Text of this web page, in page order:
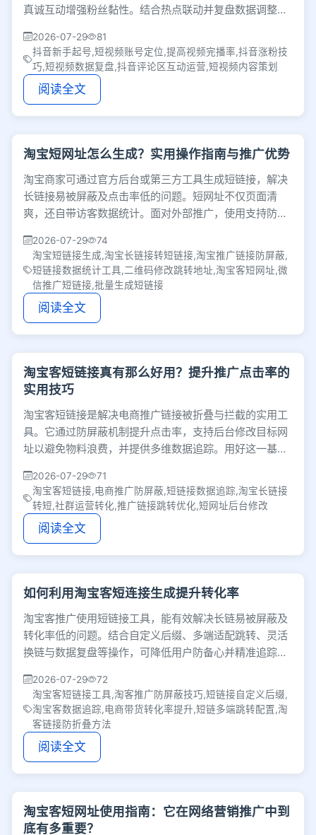
真诚互动增强粉丝黏性。结合热点联动并复盘数据调整脚
2026-07-29
81
抖音新手起号,短视频账号定位,提高视频完播率,抖音涨粉技
巧,短视频数据复盘,抖音评论区互动运营,短视频内容策划
阅读全文
淘宝短网址怎么生成？实用操作指南与推广优势
淘宝商家可通过官方后台或第三方工具生成短链接，解决
长链接易被屏蔽及点击率低的问题。短网址不仅页面清
爽，还自带访客数据统计。面对外部推广，使用支持防屏
2026-07-29
74
淘宝短链接生成,淘宝长链接转短链接,淘宝推广链接防屏蔽,
短链接数据统计工具,二维码修改跳转地址,淘宝客短网址,微
信推广短链接,批量生成短链接
阅读全文
淘宝客短链接真有那么好用？提升推广点击率的
实用技巧
淘宝客短链接是解决电商推广链接被折叠与拦截的实用工
具。它通过防屏蔽机制提升点击率，支持后台修改目标网
址以避免物料浪费，并提供多维数据追踪。用好这一基础
2026-07-29
71
淘宝客短链接,电商推广防屏蔽,短链接数据追踪,淘宝长链接
转短,社群运营转化,推广链接跳转优化,短网址后台修改
阅读全文
如何利用淘宝客短连接生成提升转化率
淘宝客推广使用短链接工具，能有效解决长链易被屏蔽及
转化率低的问题。结合自定义后缀、多端适配跳转、灵活
换链与数据复盘等操作，可降低用户防备心并精准追踪流
2026-07-29
72
淘宝客短链接工具,淘客推广防屏蔽技巧,短链接自定义后缀,
淘宝客数据追踪,电商带货转化率提升,短链多端跳转配置,淘
客链接防折叠方法
阅读全文
淘宝客短网址使用指南：它在网络营销推广中到
底有多重要？